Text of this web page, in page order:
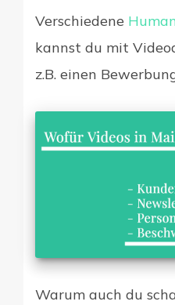
Verschiedene
kannst du mit
z.B. einen
Warum auch du